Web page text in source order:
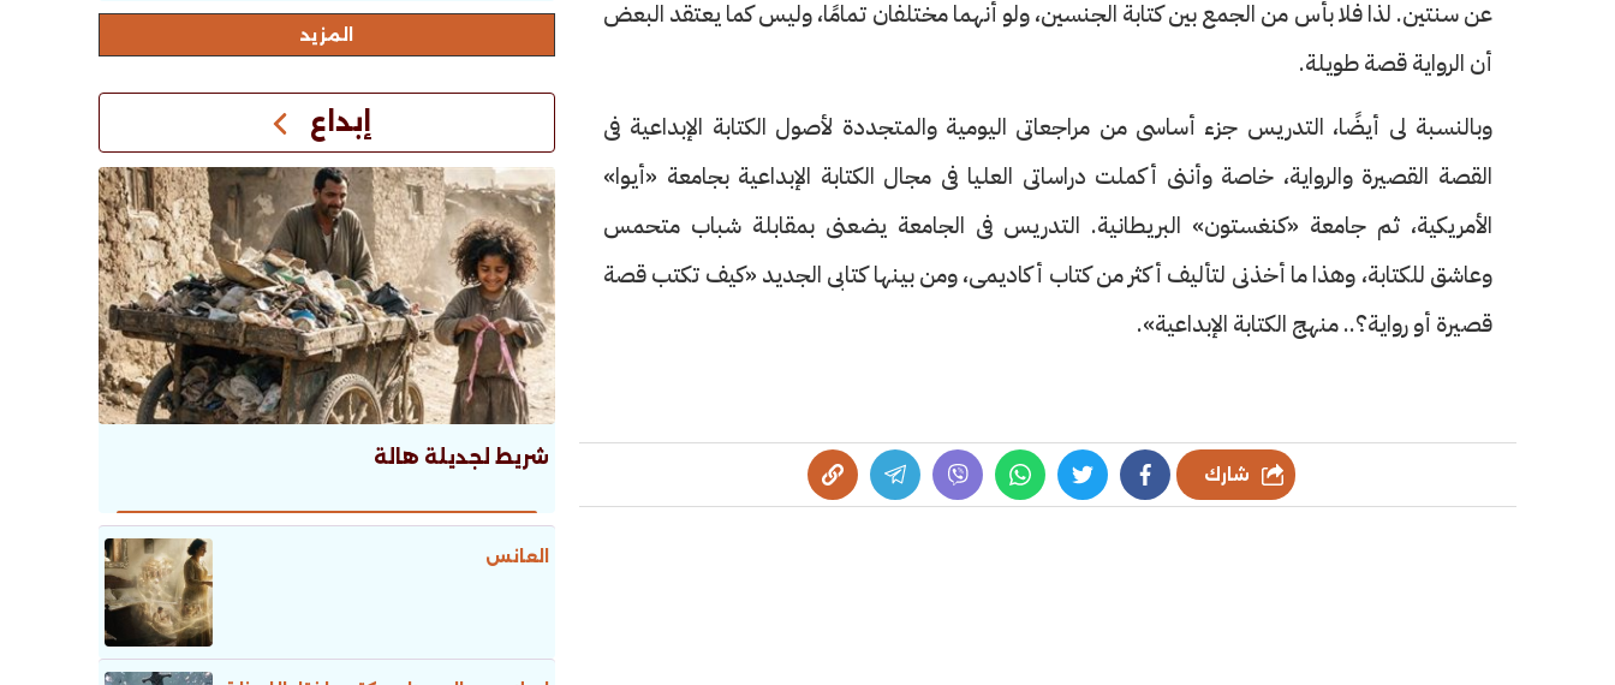
عن سنتين. لذا فلا بأس من الجمع بين كتابة الجنسين، ولو أنهما مختلفان تمامًا، وليس كما يعتقد البعض
أن الرواية قصة طويلة.
وبالنسبة لى أيضًا، التدريس جزء أساسى من مراجعاتى اليومية والمتجددة لأصول الكتابة الإبداعية فى
القصة القصيرة والرواية، خاصة وأننى أكملت دراساتى العليا فى مجال الكتابة الإبداعية بجامعة «أيوا»
الأمريكية، ثم جامعة «كنغستون» البريطانية. التدريس فى الجامعة يضعنى بمقابلة شباب متحمس
وعاشق للكتابة، وهذا ما أخذنى لتأليف أكثر من كتاب أكاديمى، ومن بينها كتابى الجديد «كيف تكتب قصة
قصيرة أو رواية؟.. منهج الكتابة الإبداعية».
شارك
اﻟﻤﺰﻳﺪ
إبداع
شريط لجديلة هالة
العانس